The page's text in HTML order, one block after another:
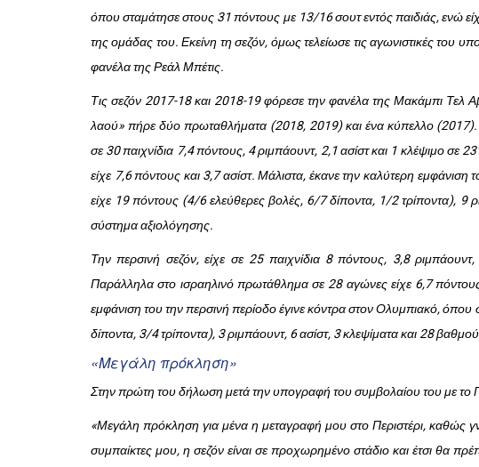
όπου σταμάτησε στους 31 πόντους με 13/16 σουτ εντός παιδιάς, ενώ
της ομάδας του. Εκείνη τη σεζόν, όμως τελείωσε τις αγωνιστικές του
φανέλα της Ρεάλ Μπέτις.
Τις σεζόν 2017-18 και 2018-19 φόρεσε την φανέλα της Μακάμπι Τελ
λαού» πήρε δύο πρωταθλήματα (2018, 2019) και ένα κύπελλο
σε 30 παιχνίδια 7,4 πόντους, 4 ριμπάουντ, 2,1 ασίστ και 1 κλέψιμο
είχε 7,6 πόντους και 3,7 ασίστ. Μάλιστα, έκανε την καλύτερη
είχε 19 πόντους (4/6 ελεύθερες βολές, 6/7 δίποντα, 1/2 τρίποντα), 9
σύστημα αξιολόγησης.
Την περσινή σεζόν, είχε σε 25 παιχνίδια 8 πόντους, 3,8
Παράλληλα στο ισραηλινό πρωτάθλημα σε 28 αγώνες είχε 6,7
εμφάνιση του την περσινή περίοδο έγινε κόντρα στον Ολυμπιακό,
δίποντα, 3/4 τρίποντα), 3 ριμπάουντ, 6 ασίστ, 3 κλεψίματα και 28
«Μεγάλη πρόκληση»
Στην πρώτη του δήλωση μετά την υπογραφή του συμβολαίου του με το
«Μεγάλη πρόκληση για μένα η μεταγραφή μου στο Περιστέρι, καθώς
συμπαίκτες μου, η σεζόν είναι σε προχωρημένο στάδιο και έτσι θα